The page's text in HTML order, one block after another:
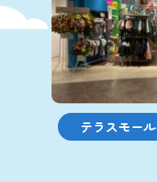
テラスモー